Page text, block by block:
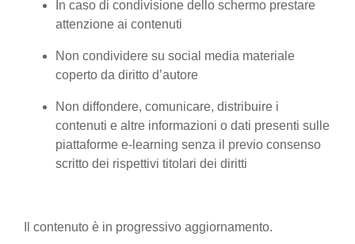
In caso di condivisione dello schermo prestare
attenzione ai contenuti
Non condividere su social media materiale
coperto da diritto d’autore
Non diffondere, comunicare, distribuire i
contenuti e altre informazioni o dati presenti sulle
piattaforme e-learning senza il previo consenso
scritto dei rispettivi titolari dei diritti
Il contenuto è in progressivo aggiornamento.